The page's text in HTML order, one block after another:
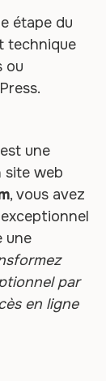
étape du
technique
ou
une
site web
, vous avez
une
par
en ligne